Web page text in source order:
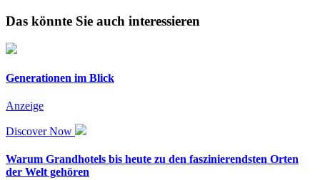
Das könnte Sie auch interessieren
Generationen im Blick
Anzeige
Discover Now
Warum Grandhotels bis heute zu den faszinierendsten Orten
der Welt gehören